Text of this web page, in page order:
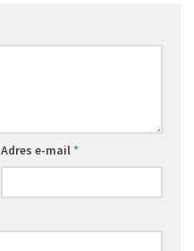
Adres e-mail*